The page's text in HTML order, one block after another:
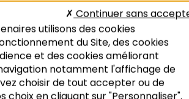
de l’économie locale
Qu’est-ce que c’est ? »
dirigeantes
Cadre d’Orientation du Rhin
utilisons des cookies
du Site, des cookies
et des cookies améliorant
notamment l'affichage de
choisir de tout accepter ou de
choix en cliquant sur "Personnaliser".
Continuer sans